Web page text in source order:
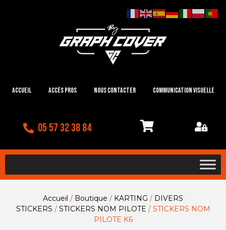
Accueil Accès Pros Nous contacter Communication visuelle
05 57 32 38 84
Accueil / Boutique / KARTING / DIVERS
STICKERS / STICKERS NOM PILOTE / STICKERS NOM
PILOTE K6